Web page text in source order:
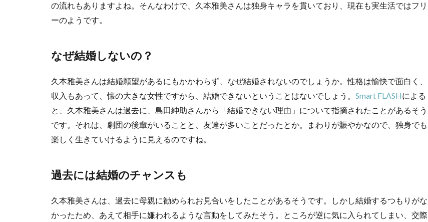
の流れもありますよね。そんなわけで、久本雅美さんは独身キャラを貫いており、現在も実生活ではフリ
ーのようです。
なぜ結婚しないの？
久本雅美さんは結婚願望があるにもかかわらず、なぜ結婚されないのでしょうか。性格は愉快で面白く、
収入もあって、懐の大きな女性ですから、結婚できないということはないでしょう。 Smart FLASHによる
と、久本雅美さんは過去に、島田紳助さんから「結婚できない理由」について指摘されたことがあるそう
です。それは、劇団の後輩がいることと、友達が多いことだったとか。まわりが賑やかなので、独身でも
楽しく生きていけるように見えるのですね。
過去には結婚のチャンスも
久本雅美さんは、過去に母親に勧められお見合いをしたことがあるそうです。しかし結婚するつもりがな
かったため、あえて相手に嫌われるような言動をしてみたそう。ところが逆に気に入られてしまい、交際